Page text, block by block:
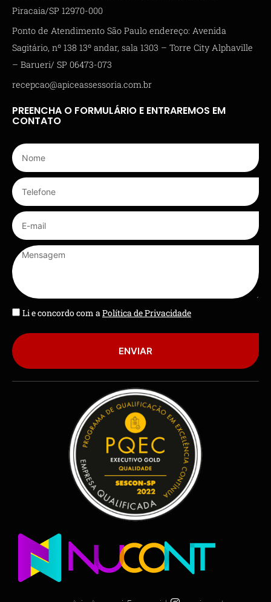
Piracaia/SP 12970-000
Ponto de Atendimento São Paulo endereço: Avenida
Sagitário, nº 138 13º andar, sala 1303 – Torre City Alphaville
– Barueri/ SP 06473-073
recepcao@apiceassessoria.com.br
PREENCHA O FORMULÁRIO E ENTRAREMOS EM
CONTATO
Li e concordo com aPolítica de Privacidade
ENVIAR